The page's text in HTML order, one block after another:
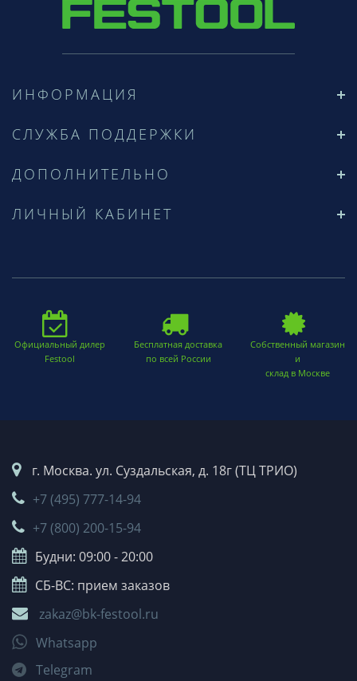
ИНФОРМАЦИЯ
СЛУЖБА ПОДДЕРЖКИ
ДОПОЛНИТЕЛЬНО
ЛИЧНЫЙ КАБИНЕТ
Официальный дилер
Festool
Бесплатная доставка
по всей России
Собственный магазин
и
склад в Москве
г. Москва. ул. Суздальская, д. 18г (ТЦ ТРИО)
+7 (495) 777-14-94
+7 (800) 200-15-94
Будни: 09:00 - 20:00
СБ-ВС: прием заказов
zakaz@bk-festool.ru
Whatsapp
Telegram